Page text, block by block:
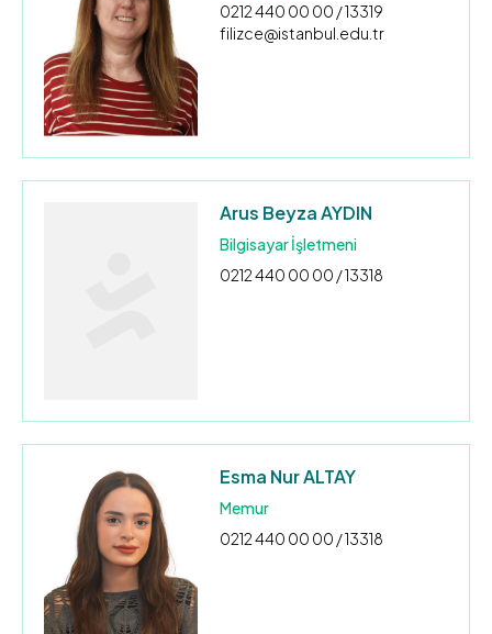
0212 440 00 00 / 13319
filizce@istanbul.edu.tr
Arus Beyza AYDIN
Bilgisayar İşletmeni
0212 440 00 00 / 13318
Esma Nur ALTAY
Memur
0212 440 00 00 / 13318